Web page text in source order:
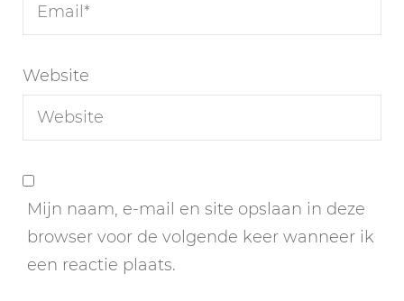
Website
Mijn naam, e-mail en site opslaan in deze
browser voor de volgende keer wanneer ik
een reactie plaats.